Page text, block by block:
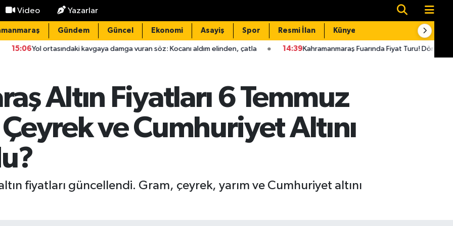
Video Yazarlar
Gündem Güncel Ekonomi Asayiş Spor Resmi İlan Künye
kavgaya damga vuran söz: Kocanı aldım elinden, çatla 14:39Kahramanmaraş Fuarında Fiyat Turu! Dönerden Dondurmaya
Altın Fiyatları 6 Temmuz
ve Cumhuriyet Altını
fiyatları güncellendi. Gram, çeyrek, yarım ve Cumhuriyet altını